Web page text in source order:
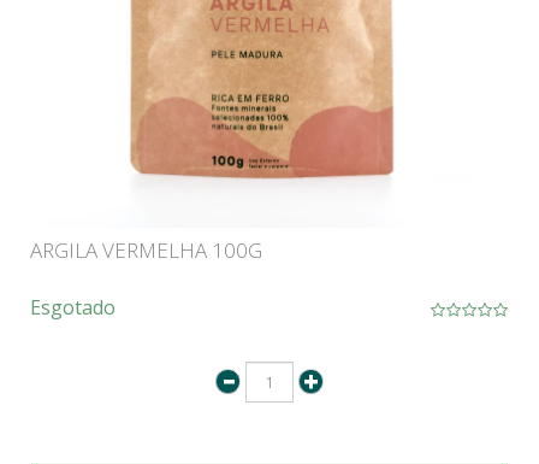
ARGILA VERMELHA 100G
Esgotado